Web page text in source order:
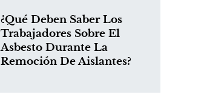
¿Qué Deben Saber Los
Trabajadores Sobre El
Asbesto Durante La
Remoción De Aislantes?